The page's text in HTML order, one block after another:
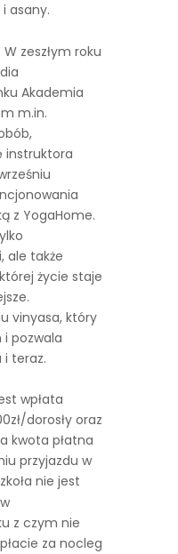
asany.
zeszłym roku
Akademia
m.in.
instruktora
z YogaHome.
ale także
życie staje
vinyasa, który
pozwala
i teraz.
wpłata
dorosły oraz
kwota płatna
przyjazdu w
nie jest
z czym nie
za nocleg